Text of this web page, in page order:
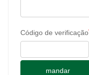
Código de verificação
mandar